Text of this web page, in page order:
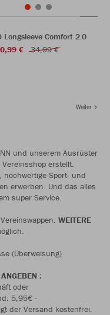
Longsleeve Comfort 2.0
€
34,99 €
Weiter
und unserem Ausrüster
erstellt.
Sport- und
erwerben. Und das alles
super Service.
WEITERE
(Überweisung)
:
oder
5,95€ -
der Versand kostenfrei.